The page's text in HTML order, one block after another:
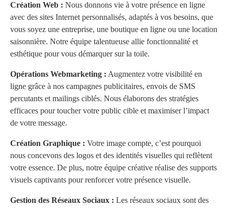
Création Web : Nous donnons vie à votre présence en ligne
avec des sites Internet personnalisés, adaptés à vos besoins, que
vous soyez une entreprise, une boutique en ligne ou une location
saisonnière. Notre équipe talentueuse allie fonctionnalité et
esthétique pour vous démarquer sur la toile.
Opérations Webmarketing : Augmentez votre visibilité en
ligne grâce à nos campagnes publicitaires, envois de SMS
percutants et mailings ciblés. Nous élaborons des stratégies
efficaces pour toucher votre public cible et maximiser l’impact
de votre message.
Création Graphique : Votre image compte, c’est pourquoi
nous concevons des logos et des identités visuelles qui reflètent
votre essence. De plus, notre équipe créative réalise des supports
visuels captivants pour renforcer votre présence visuelle.
Gestion des Réseaux Sociaux : Les réseaux sociaux sont des